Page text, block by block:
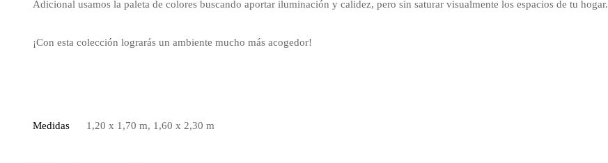
Adicional usamos la paleta de colores buscando aportar iluminación y calidez, pero sin saturar visualmente los espacios de tu hogar.
¡Con esta colección lograrás un ambiente mucho más acogedor!
Medidas 1,20 x 1,70 m, 1,60 x 2,30 m